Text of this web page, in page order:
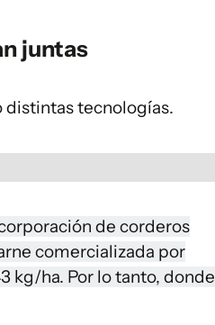
juntas
distintas tecnologías.
de corderos
comercializada por
kg/ha. Por lo tanto, donde